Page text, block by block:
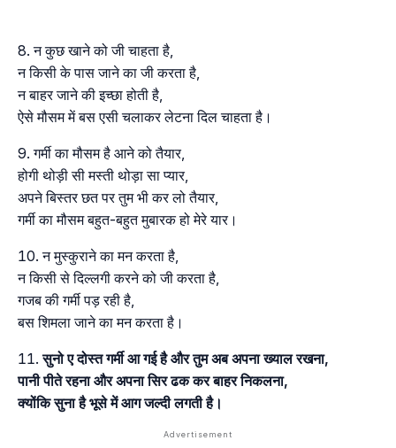
न कुछ खाने को जी चाहता है,
न किसी के पास जाने का जी करता है,
न बाहर जाने की इच्छा होती है,
ऐसे मौसम में बस एसी चलाकर लेटना दिल चाहता है।
गर्मी का मौसम है आने को तैयार,
होगी थोड़ी सी मस्ती थोड़ा सा प्यार,
अपने बिस्तर छत पर तुम भी कर लो तैयार,
गर्मी का मौसम बहुत-बहुत मुबारक हो मेरे यार।
न मुस्कुराने का मन करता है,
न किसी से दिल्लगी करने को जी करता है,
गजब की गर्मी पड़ रही है,
बस शिमला जाने का मन करता है।
सुनो ए दोस्त गर्मी आ गई है और तुम अब अपना ख्याल रखना,
पानी पीते रहना और अपना सिर ढक कर बाहर निकलना,
क्योंकि सुना है भूसे में आग जल्दी लगती है।